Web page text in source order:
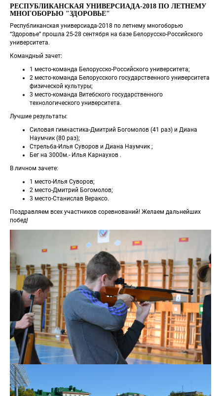
РЕСПУБЛИКАНСКАЯ УНИВЕРСИАДА-2018 ПО ЛЕТНЕМУ
МНОГОБОРЬЮ "ЗДОРОВЬЕ"
Республиканская универсиада-2018 по летнему многоборью
“Здоровье” прошла 25-28 сентября на базе Белорусско-Российского
университета.
Командный зачет:
1 место-команда Белорусско-Российского университета;
2 место-команда Белорусского государственного университета
физической культуры;
3 место-команда Витебского государственного
технологического университета.
Лучшие результаты:
Силовая гимнастика-Дмитрий Богомолов (41 раз) и Диана
Наумчик (80 раз);
Стрельба-Илья Суворов и Диана Наумчик ;
Бег на 3000м.- Илья Карнаухов .
В личном зачете:
1 место-Илья Суворов;
2 место-Дмитрий Богомолов;
3 место-Станислав Вераксо.
Поздравляем всех участников соревнований! Желаем дальнейших
побед!